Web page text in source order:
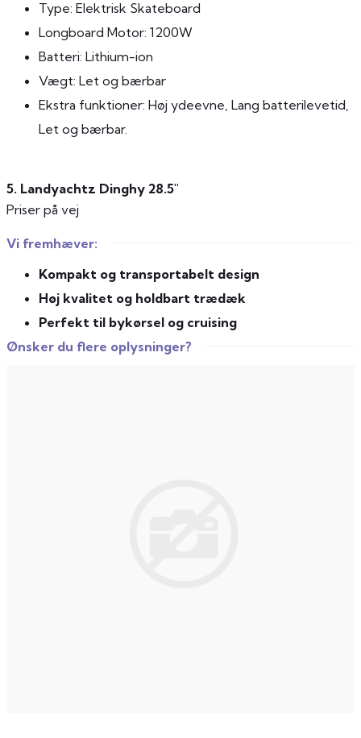
Type: Elektrisk Skateboard
Longboard Motor: 1200W
Batteri: Lithium-ion
Vægt: Let og bærbar
Ekstra funktioner: Høj ydeevne, Lang batterilevetid,
Let og bærbar.
5. Landyachtz Dinghy 28.5"
Priser på vej
Vi fremhæver:
Kompakt og transportabelt design
Høj kvalitet og holdbart trædæk
Perfekt til bykørsel og cruising
Ønsker du flere oplysninger?